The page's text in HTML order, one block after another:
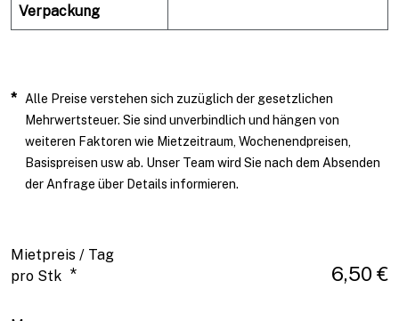
Verpackung
*
Alle Preise verstehen sich zuzüglich der gesetzlichen
Mehrwertsteuer. Sie sind unverbindlich und hängen von
weiteren Faktoren wie Mietzeitraum, Wochenendpreisen,
Basispreisen usw ab. Unser Team wird Sie nach dem Absenden
der Anfrage über Details informieren.
Mietpreis / Tag
pro Stk * 6,50 €